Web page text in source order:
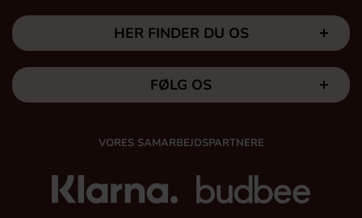
HER FINDER DU OS
FØLG OS
VORES SAMARBEJDSPARTNERE